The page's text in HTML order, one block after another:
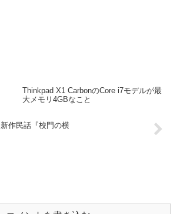
Thinkpad X1 CarbonのCore i7モデルが最
大メモリ4GBなこと
作民話『校門の横